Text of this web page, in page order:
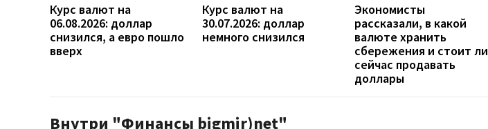
Курс валют на
06.08.2026: доллар
снизился, а евро пошло
вверх
Курс валют на
30.07.2026: доллар
немного снизился
Экономисты
рассказали, в какой
валюте хранить
сбережения и стоит ли
сейчас продавать
доллары
Внутри "Финансы bigmir)net"